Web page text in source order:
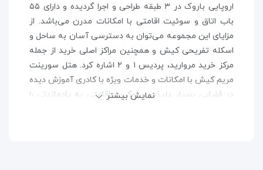
اروپایی باروک در ۳ طبقه طراحی و اجرا گردیده و دارای ۵۵
باب اتاق و سوئیت اقامتی با امکانات مدرن می‌باشد. از
مزایای این مجموعه می‌توان به دسترسی آسان به ساحل و
اسکله تفریحی کیش و همچنین مراکز اصلی خرید از جمله
مرکز خرید مروارید، پردیس ۱ و ۲ اشاره کرد. هتل سورینت
مریم کیش با امکانات و خدمات ویژه با کادری آموزش دیده
در فضایی بسیار دلپذیر و لوکس، اقامتی به یادماندنی را
نمایش بیشتر